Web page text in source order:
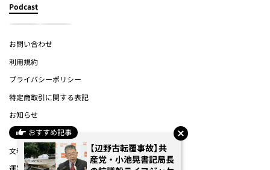
おすすめ記事
【辺野古転覆事故】共
産党・小池晃書記局長
Podcast
お問い合わせ
利用規約
プライバシーポリシー
特定商取引に関する表記
お知らせ
よくあるご質問
文春オンライン